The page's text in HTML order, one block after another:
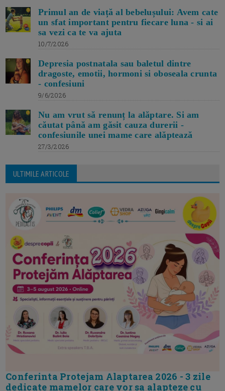
Primul an de viață al bebelușului: Avem cate
un sfat important pentru fiecare luna - si ai
sa vezi ca te va ajuta
10/7/2026
Depresia postnatala sau baletul dintre
dragoste, emotii, hormoni si oboseala crunta
- confesiuni
9/6/2026
Nu am vrut să renunț la alăptare. Si am
căutat până am găsit cauza durerii -
confesiunile unei mame care alăptează
27/3/2026
ULTIMILE ARTICOLE
Conferinta Protejam Alaptarea 2026 - 3 zile
dedicate mamelor care vor sa alapteze cu